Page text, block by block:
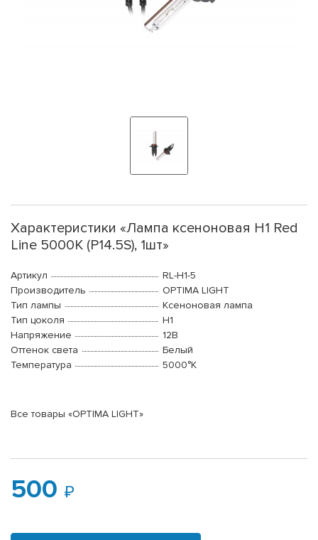
Характеристики «Лампа ксеноновая H1 Red
Line 5000K (P14.5S), 1шт»
Артикул
RL-H1-5
Производитель
OPTIMA LIGHT
Тип лампы
Ксеноновая лампа
Тип цоколя
H1
Напряжение
12В
Оттенок света
Белый
Температура
5000°K
Все товары «OPTIMA LIGHT»
500